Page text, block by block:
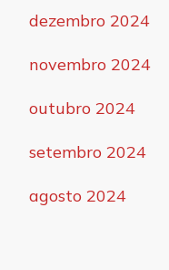
dezembro 2024
novembro 2024
outubro 2024
setembro 2024
agosto 2024